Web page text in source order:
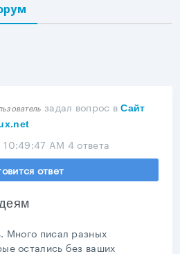
задал вопрос в Сайт
AM 4 ответа
ответ
Много писал разных
остались без ваших